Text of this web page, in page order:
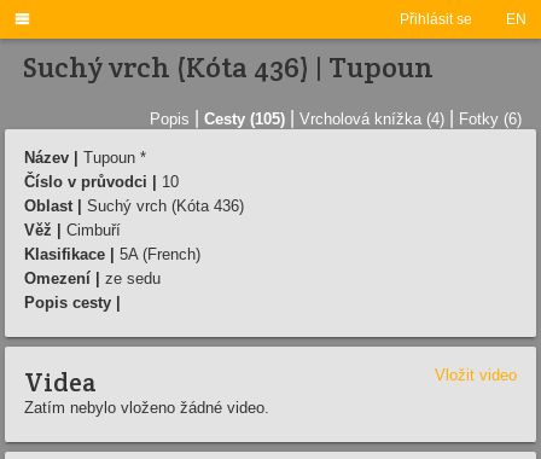
Přihlásit se EN

Suchý vrch (Kóta 436) | Tupoun
Popis Cesty (105) Vrcholová knížka (4) Fotky (6)
Název |
Tupoun *
Číslo v průvodci |
10
Oblast |
Suchý vrch (Kóta 436)
Věž |
Cimbuří­
Klasifikace |
5A (French)
Omezení |
ze sedu
Popis cesty |
Videa
Vložit video
Zatím nebylo vloženo žádné video.